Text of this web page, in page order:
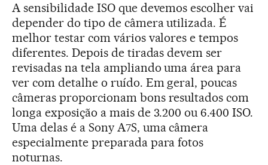
A sensibilidade ISO que devemos escolher vai
depender do tipo de câmera utilizada. É
melhor testar com vários valores e tempos
diferentes. Depois de tiradas devem ser
revisadas na tela ampliando uma área para
ver com detalhe o ruído. Em geral, poucas
câmeras proporcionam bons resultados com
longa exposição a mais de 3.200 ou 6.400 ISO.
Uma delas é a Sony A7S, uma câmera
especialmente preparada para fotos
noturnas.